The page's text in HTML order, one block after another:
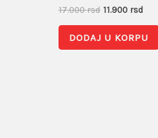
17.000rsd 11.900 rsd
DODAJ U KORPU